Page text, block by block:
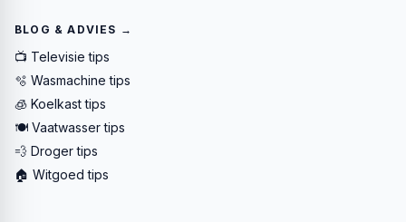
BLOG & ADVIES →
📺 Televisie tips
🫧 Wasmachine tips
🧊 Koelkast tips
🍽️ Vaatwasser tips
💨 Droger tips
🏠 Witgoed tips